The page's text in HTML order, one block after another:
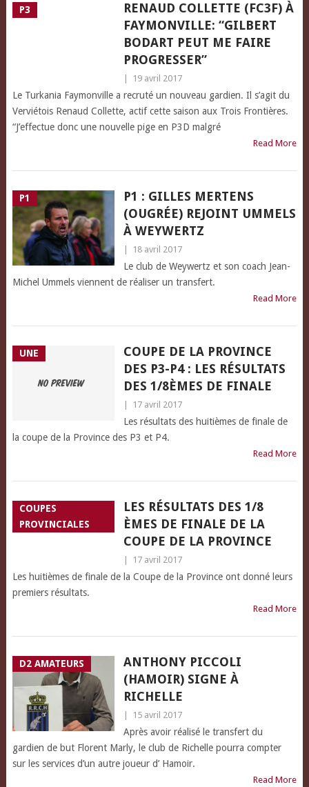
P3
RENAUD COLLETTE (FC3F) À
FAYMONVILLE: “GILBERT
BODART PEUT ME FAIRE
PROGRESSER”
19 avril 2017
Le Turkania Faymonville a recruté un nouveau gardien. Il s’agit du
Verviétois Renaud Collette, actif cette saison aux Trois Frontières.
“J’effectue donc une nouvelle pige en P3D malgré
Read More
P1
P1 : GILLES MERTENS
(OUGRÉE) REJOINT UMMELS
À WEYWERTZ
18 avril 2017
Le club de Weywertz et son coach Jean-
Michel Ummels viennent de réaliser un transfert.
Read More
UNE
COUPE DE LA PROVINCE
DES P3-P4 : LES RÉSULTATS
DES 1/8ÈMES DE FINALE
17 avril 2017
Les résultats des huitièmes de finale de
la coupe de la Province des P3 et P4.
Read More
COUPES
PROVINCIALES
LES RÉSULTATS DES 1/8
ÈMES DE FINALE DE LA
COUPE DE LA PROVINCE
17 avril 2017
Les huitièmes de finale de la Coupe de la Province ont donné leurs
premiers résultats.
Read More
D2 AMATEURS
ANTHONY PICCOLI
(HAMOIR) SIGNE À
RICHELLE
15 avril 2017
Après avoir réalisé le transfert du
gardien de but Florent Marly, le club de Richelle pourra compter
sur les services d’un autre joueur d’ Hamoir.
Read More